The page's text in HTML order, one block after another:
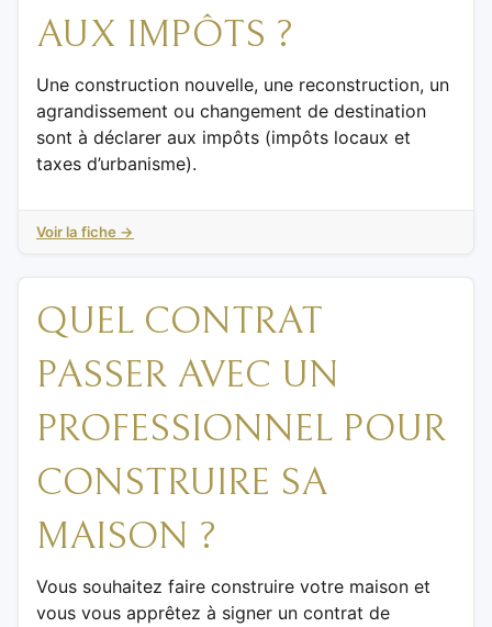
AUX IMPÔTS ?
Une construction nouvelle, une reconstruction, un
agrandissement ou changement de destination
sont à déclarer aux impôts (impôts locaux et
taxes d’urbanisme).
Voir la fiche →
QUEL CONTRAT
PASSER AVEC UN
PROFESSIONNEL POUR
CONSTRUIRE SA
MAISON ?
Vous souhaitez faire construire votre maison et
vous vous apprêtez à signer un contrat de